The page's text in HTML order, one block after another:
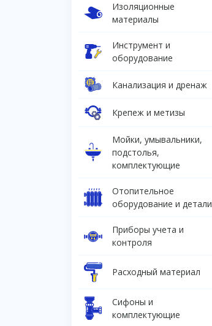
Изоляционные
материалы
Инструмент и
оборудование
Канализация и дренаж
Крепеж и метизы
Мойки, умывальники,
подстолья,
комплектующие
Отопительное
оборудование и детали
Приборы учета и
контроля
Расходный материал
Сифоны и
комплектующие